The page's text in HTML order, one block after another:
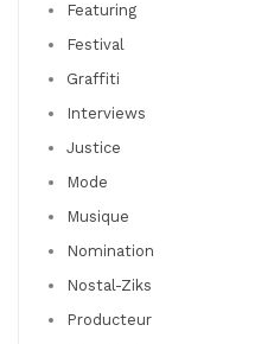
Featuring
Festival
Graffiti
Interviews
Justice
Mode
Musique
Nomination
Nostal-Ziks
Producteur